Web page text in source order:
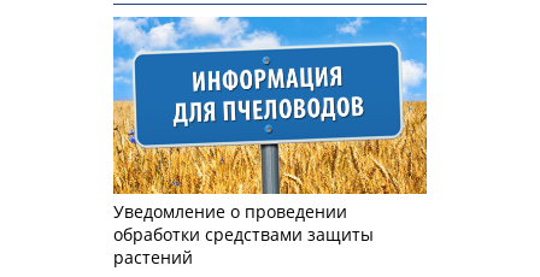
Уведомление о проведении
обработки средствами защиты
растений